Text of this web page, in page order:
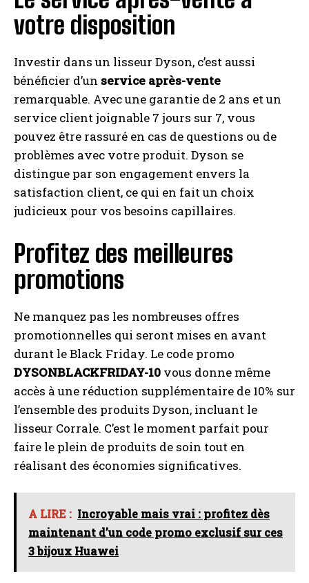
votre disposition
Investir dans un lisseur Dyson, c’est aussi
bénéficier d’un service après-vente
remarquable. Avec une garantie de 2 ans et un
service client joignable 7 jours sur 7, vous
pouvez être rassuré en cas de questions ou de
problèmes avec votre produit. Dyson se
distingue par son engagement envers la
satisfaction client, ce qui en fait un choix
judicieux pour vos besoins capillaires.
Profitez des meilleures
promotions
Ne manquez pas les nombreuses offres
promotionnelles qui seront mises en avant
durant le Black Friday. Le code promo
DYSONBLACKFRIDAY-10 vous donne même
accès à une réduction supplémentaire de 10% sur
l’ensemble des produits Dyson, incluant le
lisseur Corrale. C’est le moment parfait pour
faire le plein de produits de soin tout en
réalisant des économies significatives.
A LIRE : Incroyable mais vrai : profitez dès
maintenant d’un code promo exclusif sur ces
3 bijoux Huawei